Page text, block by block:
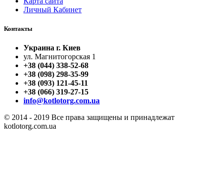
Личный Кабинет
Контакты
Украина г. Киев
ул. Магнитогорская 1
+38 (044) 338-52-68
+38 (098) 298-35-99
+38 (093) 121-45-11
+38 (066) 319-27-15
info@kotlotorg.com.ua
© 2014 - 2019 Все права защищены и принадлежат
kotlotorg.com.ua